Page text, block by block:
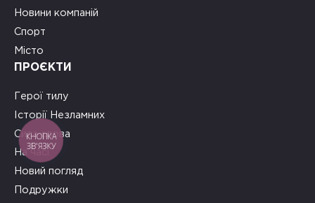
Новини компаній
Спорт
Місто
ПРОЄКТИ
Герої тилу
Історії Незламних
Сила слова
На часі
Новий погляд
Подружки
КНОПКА
ЗВ'ЯЗКУ